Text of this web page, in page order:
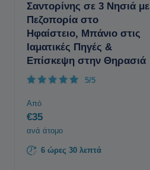
Σαντορίνης σε 3 Νησιά με
Πεζοπορία στο
Ηφαίστειο, Μπάνιο στις
Ιαματικές Πηγές &
Επίσκεψη στην Θηρασιά
5/5
Από
€35
ανά άτομο
6 ώρες 30 λεπτά